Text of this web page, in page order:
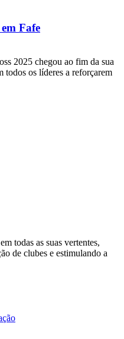
Fafe
2025 chegou ao fim da sua
todos os líderes a reforçarem
todas as suas vertentes,
de clubes e estimulando a